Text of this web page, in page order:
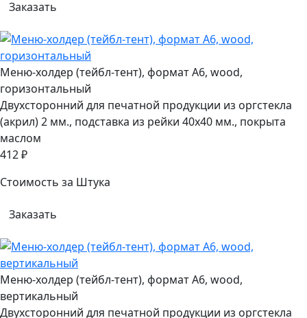
Заказать
Меню-холдер (тейбл-тент), формат А6, wood,
горизонтальный
Двухсторонний для печатной продукции из оргстекла
(акрил) 2 мм., подставка из рейки 40х40 мм., покрыта
маслом
412 ₽
Стоимость за Штука
Заказать
Меню-холдер (тейбл-тент), формат А6, wood,
вертикальный
Двухсторонний для печатной продукции из оргстекла